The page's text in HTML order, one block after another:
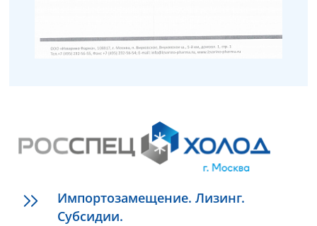
Импортозамещение. Лизинг.
Субсидии.